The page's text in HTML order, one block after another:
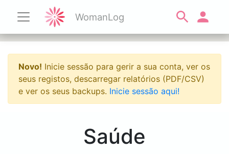
WomanLog
Novo! Inicie sessão para gerir a sua conta, ver os
seus registos, descarregar relatórios (PDF/CSV)
e ver os seus backups. Inicie sessão aqui!
Saúde